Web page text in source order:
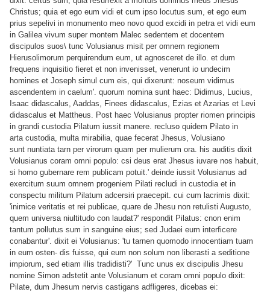
Christus; quia et ego eum vidi et cum ipso locutus sum, et ego eum
prius sepelivi in monumento meo novo quod excidi in petra et vidi eum
in Galilea vivum super montem Malec sedentem et docentem
discipulos suos\ tunc Volusianus misit per omnem regionem
Hierusolimorum perquirendum eum, ut agnosceret de illo. et dum
frequens inquisitio fieret et non invenisset, venerunt io undecim
homines et Joseph simul cum eis, qui dixerunt: noseum vidimus
ascendentem in caelum'. quorum nomina sunt haec: Didimus, Lucius,
Isaac didascalus, Aaddas, Finees didascalus, Ezias et Azarias et Levi
didascalus et Mattheus. Post haec Volusianus propter riomen principis
in grandi custodia Pilatum iussit manere. recluso quidem Pilato in
arta custodia, multa mirabilia, quae fecerat Jhesus, Volusiano
sunt nuntiata tarn per virorum quam per mulierum ora. his auditis dixit
Volusianus coram omni populo: csi deus erat Jhesus iuvare nos habuit,
si homo gubernare rem publicam potuit.' deinde iussit Volusianus ad
exercitum suum omnem progeniem Pilati recludi in custodia et in
conspectu militum Pilatum adcersiri praecepit. cui cum lacrimis dixit:
'inimice veritatis et rei publicae, quare de Jhesu non retulisti Augusto,
quem universa niultitudo con laudat?' respondit Pilatus: cnon enim
tantum pollutus sum in sanguine eius; sed Judaei eum interficere
conabantur'. dixit ei Volusianus: 'tu tarnen quomodo innocentiam tuam
in eum osten- dis fuisse, qui eum non solum non liberasti a seditione
impiorum, sed etiam illis tradidisti?' Tunc unus ex discipulis Jhesu
nomine Simon adstetit ante Volusianum et coram omni populo dixit:
Pilate, dum Jhesum nervis castigans adfligeres, dicebas ei: